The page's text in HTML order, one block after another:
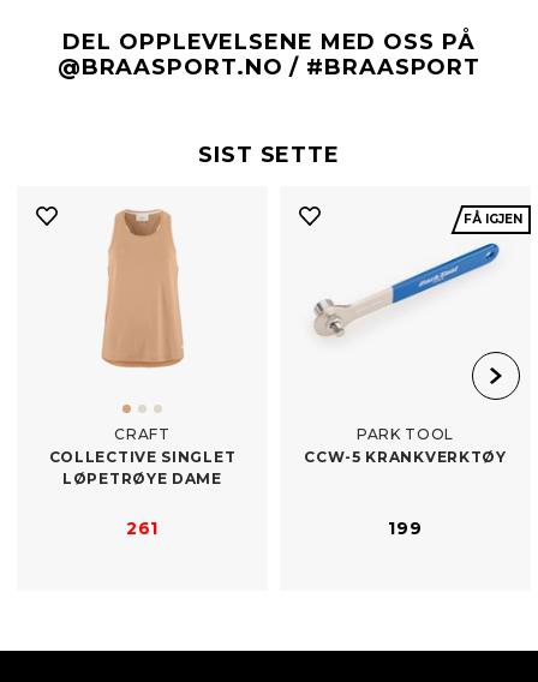
DEL OPPLEVELSENE MED OSS PÅ
@BRAASPORT.NO / #BRAASPORT
SIST SETTE
CRAFT
COLLECTIVE SINGLET
LØPETRØYE DAME
261
FÅ IGJEN
PARK TOOL
CCW-​5 KRANKVERKTØY
199